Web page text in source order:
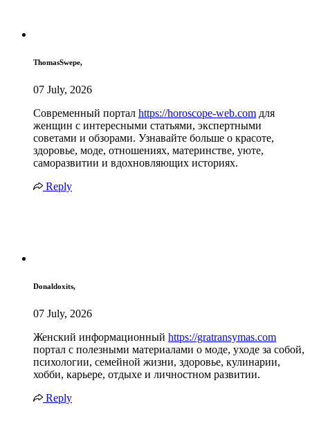
ThomasSwepe,
07 July, 2026
Современный портал https://horoscope-web.com для
женщин с интересными статьями, экспертными
советами и обзорами. Узнавайте больше о красоте,
здоровье, моде, отношениях, материнстве, уюте,
саморазвитии и вдохновляющих историях.
Reply
Donaldoxits,
07 July, 2026
Женский информационный https://gratransymas.com
портал с полезными материалами о моде, уходе за собой,
психологии, семейной жизни, здоровье, кулинарии,
хобби, карьере, отдыхе и личностном развитии.
Reply